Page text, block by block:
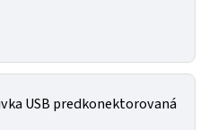
USB predkonektorovaná